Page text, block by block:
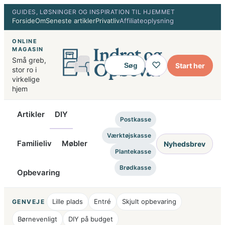
Spring
GUIDES, LØSNINGER OG INSPIRATION TIL HJEMMET
ForsideOmSeneste artiklerPrivatlivAffiliateoplysning
ONLINE
MAGASIN
Små greb,
stor ro i
virkelige
hjem
Søg ♡ Start her
Artikler DIY
Familieliv Møbler
Opbevaring
Postkasse
Værktøjskasse
Plantekasse
Brødkasse
Nyhedsbrev
GENVEJE Lille plads Entré Skjult opbevaring
Børnevenligt DIY på budget